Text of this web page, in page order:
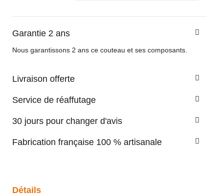
Garantie 2 ans
Nous garantissons 2 ans ce couteau et ses composants.
Livraison offerte
Service de réaffutage
30 jours pour changer d'avis
Fabrication française 100 % artisanale
Détails